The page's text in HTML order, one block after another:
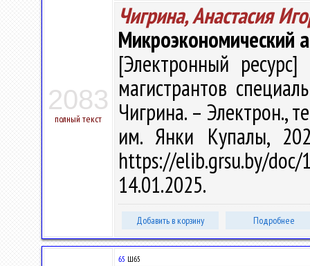
2083
полный текст
Чигрина, Анастасия
Микроэкономический
[Электронный
магистрантов
Чигрина. – Электрон.,
им. Янки Купалы,
https://elib.grsu.by/
14.01.2025.
Добавить в корзину Подробнее
65 Ш65